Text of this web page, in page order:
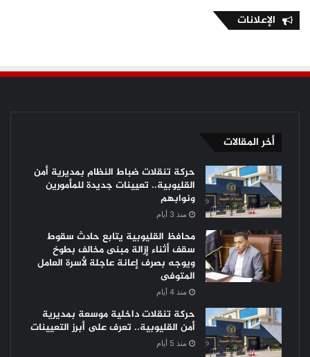
الإعلانات
أخر المقالات
حركة تنقلات ضباط النظام بمديرية أمن
القليوبية.. تعيينات جديدة للمأمورين
ونوابهم
منذ 3 أيام
محافظ القليوبية يتابع حادث سقوط
سقف أثناء إزالة مبنى مخالف بطوخ
ويوجه بصرف إعانة عاجلة لأسرة العامل
المتوفى
منذ 4 أيام
حركة تنقلات داخلية موسعة بمديرية
أمن القليوبية.. تعرف على أبرز التعيينات
منذ 5 أيام